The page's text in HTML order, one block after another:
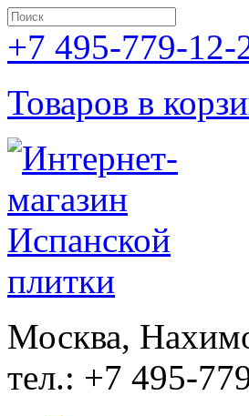
+7 495-779-12-
Товаров в
Москва,
тел.: +7 495-